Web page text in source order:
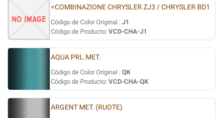
=COMBINAZIONE CHRYSLER ZJ3 / CHRYSLER BD1
Código de Color Original : J1
Código de Producto: VCD-CHA-J1
AQUA PRL.MET.
Código de Color Original : QK
Código de Producto: VCD-CHA-QK
ARGENT MET. (RUOTE)